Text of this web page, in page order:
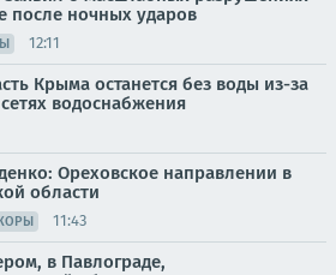
после ночных ударов
12:11
Крыма останется без воды из-за
водоснабжения
Ореховское направлении в
области
11:43
в Павлограде,